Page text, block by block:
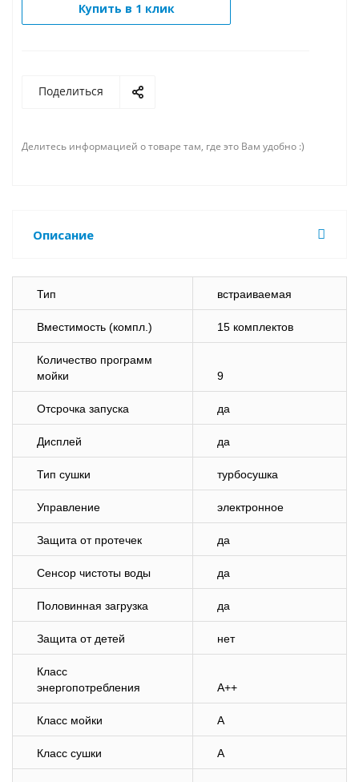
Купить в 1 клик
Поделиться
Делитесь информацией о товаре там, где это Вам удобно :)
Описание
Тип встраиваемая
Вместимость (компл.) 15 комплектов
Количество программ
мойки
9
Отсрочка запуска да
Дисплей да
Тип сушки турбосушка
Управление электронное
Защита от протечек да
Сенсор чистоты воды да
Половинная загрузка да
Защита от детей нет
Класс
энергопотребления
A++
Класс мойки A
Класс сушки A